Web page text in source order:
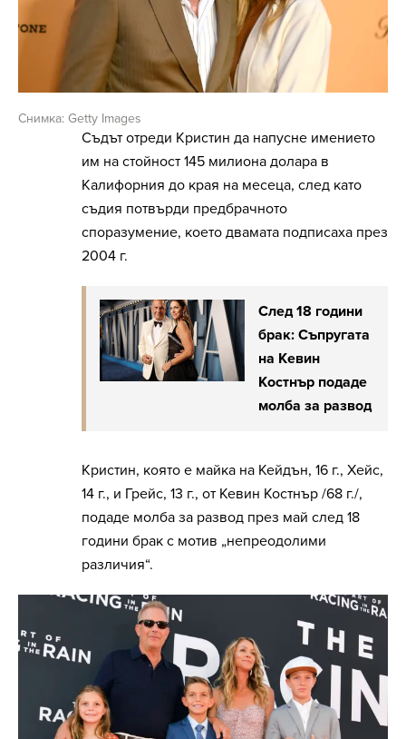
Снимка: Getty Images
Съдът отреди Кристин да напусне имението
им на стойност 145 милиона долара в
Калифорния до края на месеца, след като
съдия потвърди предбрачното
споразумение, което двамата подписаха през
2004 г.
След 18 години
брак: Съпругата
на Кевин
Костнър подаде
молба за развод
Кристин, която е майка на Кейдън, 16 г., Хейс,
14 г., и Грейс, 13 г., от Кевин Костнър /68 г./,
подаде молба за развод през май след 18
години брак с мотив „непреодолими
различия“.